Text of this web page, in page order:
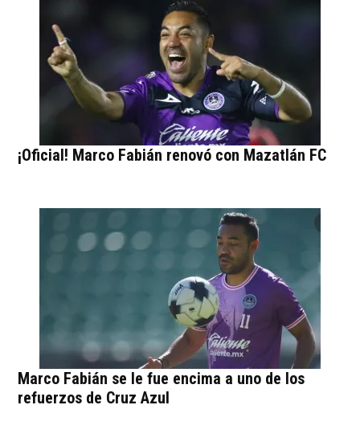
¡Oficial! Marco Fabián renovó con Mazatlán FC
Marco Fabián se le fue encima a uno de los
refuerzos de Cruz Azul